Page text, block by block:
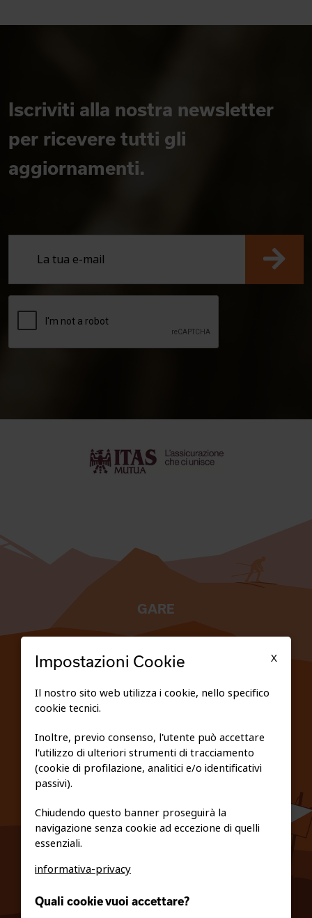
Iscriviti alla nostra newsletter
per ricevere tutti gli
aggiornamenti.
GARE
PRIVACY E COOKIE POLICY
info@fiso.it|fiso@pec-mail.eu
X
Impostazioni Cookie
Il nostro sito web utilizza i cookie, nello specifico
cookie tecnici.
Inoltre, previo consenso, l'utente può accettare
l'utilizzo di ulteriori strumenti di tracciamento
(cookie di profilazione, analitici e/o identificativi
passivi).
Chiudendo questo banner proseguirà la
navigazione senza cookie ad eccezione di quelli
essenziali.
informativa-privacy
Quali cookie vuoi accettare?